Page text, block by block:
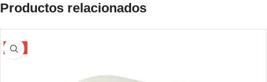
Productos relacionados
-5%